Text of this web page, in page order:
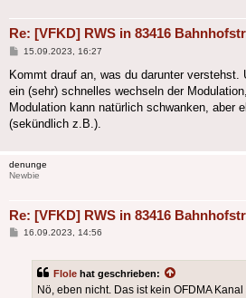
Re: [VFKD] RWS in 83416
Beitrag
15.09.2023, 16:27
Kommt drauf an, was du darunter verstehst.
ein (sehr) schnelles wechseln der
Modulation kann natürlich schwanken, aber
(sekündlich z.B.).
denunge
Newbie
Re: [VFKD] RWS in 83416
Beitrag
16.09.2023, 14:56
Flole hat geschrieben:
Nö, eben nicht. Das ist kein OFDMA